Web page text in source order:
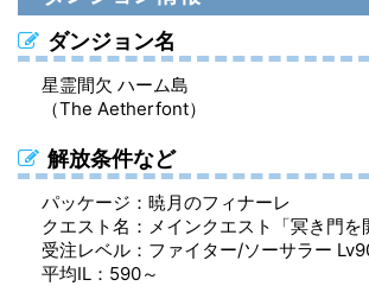
ディスタンス・ストライカーグリーヴ（
ディスタンス・スレイヤーソルレット（
ディスタンス・スカウトグリーヴ（足防
ディスタンス・レンジャーグリーヴ（足
ディスタンス・キャスターグリーヴ（足
ディスタンス・ヒーラーグリーヴ（足防
ディスタンス・ストライカーハーフマス
ディスタンス・スレイヤーヘルム（頭防
ディスタンス・スカウトマスク（頭防具）
ディスタンス・レンジャーシャポー（頭
ディスタンス・キャスターフード（頭防
ディスタンス・ヒーラーフード（頭防具）
ディスタンス・ストライカーボトム（脚
ディスタンス・スレイヤーブリーチ（脚
ディスタンス・スカウトボトム（脚防具）
ディスタンス・レンジャーブリーチ（脚
ディスタンス・キャスターブリーチ（脚
ディスタンス・ヒーラーブリーチ（脚防
ディスタンス・ディフェンダーキュイラ
ディスタンス・ストライカーハーフマス
ディスタンス・ストライカースケイルメ
ディスタンス・スレイヤーヘルム（頭防
ディスタンス・スレイヤーキュイラス（
ディスタンス・スカウトマスク（頭防具）
ディスタンス・ディフェンダーソルレッ
ディスタンス・ストライカーグローブ（
ディスタンス・ストライカーグリーヴ（
ディスタンス・スレイヤーガントレット
ディスタンス・スレイヤーソルレット（
ディスタンス・スカウトグローブ（手防
ディスタンス・ディフェンダーブリーチ
ディスタンス・ストライカースケイルメ
ディスタンス・ストライカーボトム（脚
ディスタンス・スレイヤーキュイラス（
ディスタンス・スレイヤーブリーチ（脚
ディスタンス・スカウトスケイルメイル
ダンジョン名
星霊間欠 ハーム島
（The Aetherfont）
解放条件など
パッケージ：暁月のフィナーレ
クエスト名：メインクエスト「冥き門を
受注レベル：ファイター/ソーサラー
平均IL：590～